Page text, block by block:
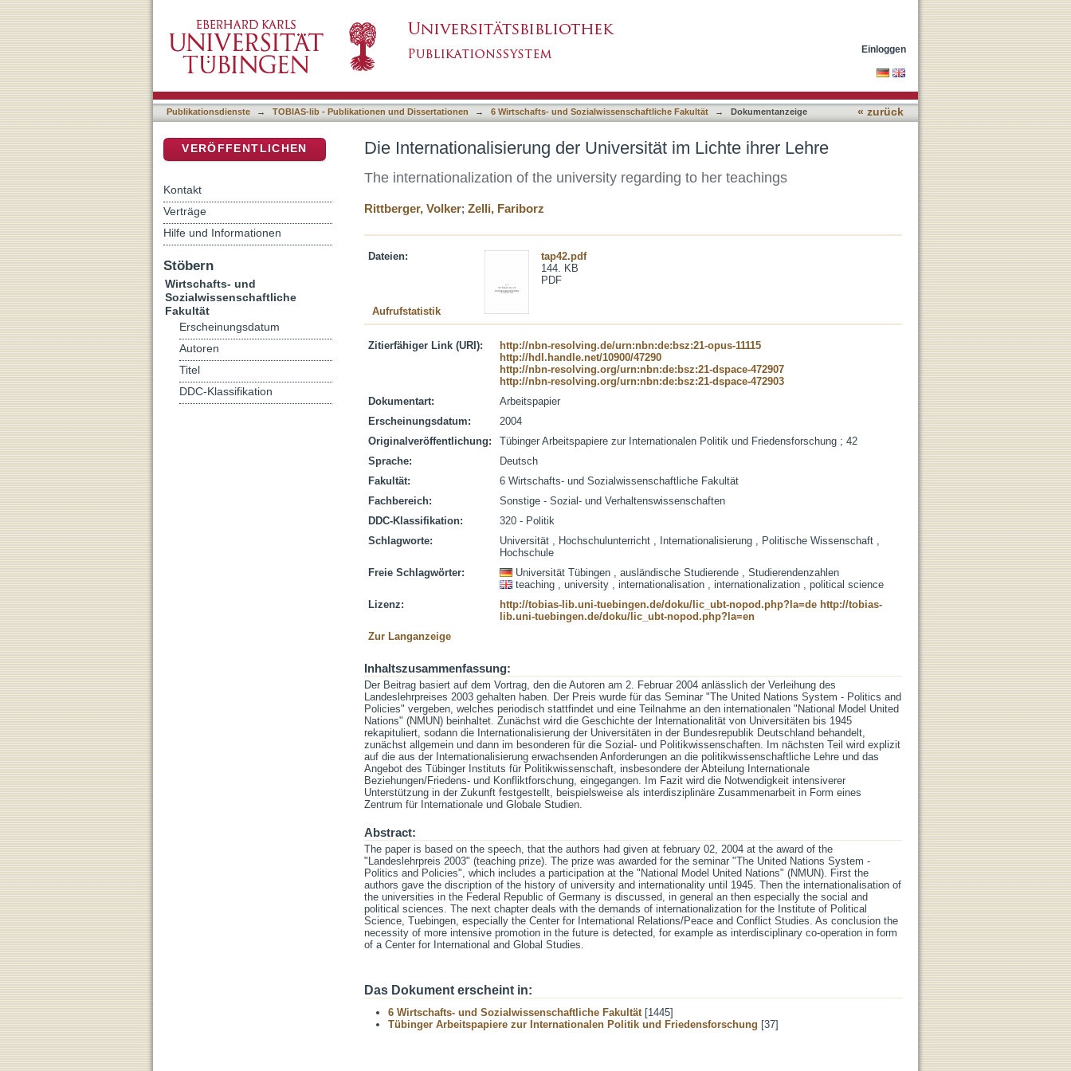
Einloggen
Publikationsdienste → TOBIAS-lib - Publikationen und Dissertationen → 6 Wirtschafts- und Sozialwissenschaftliche Fakultät → Dokumentanzeige « zurück
Die Internationalisierung der Universität im Lichte ihrer Lehre
The internationalization of the university regarding to her teachings
Rittberger, Volker; Zelli, Fariborz
Dateien:
tap42.pdf
144. KB
PDF
Aufrufstatistik
Zitierfähiger Link (URI):
http://nbn-resolving.de/urn:nbn:de:bsz:21-opus-11115
http://hdl.handle.net/10900/47290
http://nbn-resolving.org/urn:nbn:de:bsz:21-dspace-472907
http://nbn-resolving.org/urn:nbn:de:bsz:21-dspace-472903
Dokumentart:
Arbeitspapier
Erscheinungsdatum:
2004
Originalveröffentlichung:
Tübinger Arbeitspapiere zur Internationalen Politik und Friedensforschung ; 42
Sprache:
Deutsch
Fakultät:
6 Wirtschafts- und Sozialwissenschaftliche Fakultät
Fachbereich:
Sonstige - Sozial- und Verhaltenswissenschaften
DDC-Klassifikation:
320 - Politik
Schlagworte:
Universität , Hochschulunterricht , Internationalisierung , Politische Wissenschaft ,
Hochschule
Freie Schlagwörter:
Universität Tübingen , ausländische Studierende , Studierendenzahlen
teaching , university , internationalisation , internationalization , political science
Lizenz:
http://tobias-lib.uni-tuebingen.de/doku/lic_ubt-nopod.php?la=de http://tobias-
lib.uni-tuebingen.de/doku/lic_ubt-nopod.php?la=en
Zur Langanzeige
Inhaltszusammenfassung:
Der Beitrag basiert auf dem Vortrag, den die Autoren am 2. Februar 2004 anlässlich der Verleihung des
Landeslehrpreises 2003 gehalten haben. Der Preis wurde für das Seminar "The United Nations System - Politics and
Policies" vergeben, welches periodisch stattfindet und eine Teilnahme an den internationalen "National Model United
Nations" (NMUN) beinhaltet. Zunächst wird die Geschichte der Internationalität von Universitäten bis 1945
rekapituliert, sodann die Internationalisierung der Universitäten in der Bundesrepublik Deutschland behandelt,
zunächst allgemein und dann im besonderen für die Sozial- und Politikwissenschaften. Im nächsten Teil wird explizit
auf die aus der Internationalisierung erwachsenden Anforderungen an die politikwissenschaftliche Lehre und das
Angebot des Tübinger Instituts für Politikwissenschaft, insbesondere der Abteilung Internationale
Beziehungen/Friedens- und Konfliktforschung, eingegangen. Im Fazit wird die Notwendigkeit intensiverer
Unterstützung in der Zukunft festgestellt, beispielsweise als interdisziplinäre Zusammenarbeit in Form eines
Zentrum für Internationale und Globale Studien.
Abstract:
The paper is based on the speech, that the authors had given at february 02, 2004 at the award of the
"Landeslehrpreis 2003" (teaching prize). The prize was awarded for the seminar "The United Nations System -
Politics and Policies", which includes a participation at the "National Model United Nations" (NMUN). First the
authors gave the discription of the history of university and internationality until 1945. Then the internationalisation of
the universities in the Federal Republic of Germany is discussed, in general an then especially the social and
political sciences. The next chapter deals with the demands of internationalization for the Institute of Political
Science, Tuebingen, especially the Center for International Relations/Peace and Conflict Studies. As conclusion the
necessity of more intensive promotion in the future is detected, for example as interdisciplinary co-operation in form
of a Center for International and Global Studies.
Das Dokument erscheint in:
6 Wirtschafts- und Sozialwissenschaftliche Fakultät[1445]
Tübinger Arbeitspapiere zur Internationalen Politik und Friedensforschung [37]
VERÖFFENTLICHEN
Kontakt
Verträge
Hilfe und Informationen
Stöbern
Wirtschafts- und
Sozialwissenschaftliche
Fakultät
Erscheinungsdatum
Autoren
Titel
DDC-Klassifikation